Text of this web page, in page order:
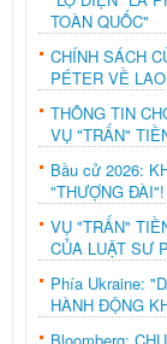
TOÀN QUỐC"
CHÍNH SÁCH
PÉTER VỀ
THÔNG TIN
VỤ "TRẤN"
Bầu cử 2026:
"THƯỢNG ĐÀI"!
VỤ "TRẤN"
CỦA LUẬT SƯ
Phía Ukraine:
HÀNH ĐỘNG
Bloomberg: